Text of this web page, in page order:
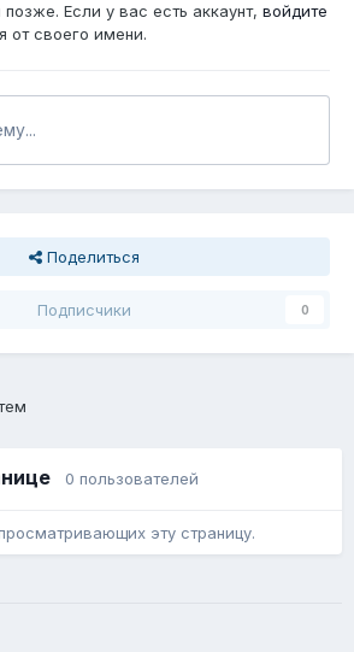
позже. Если у вас есть аккаунт, войдите
от своего имени.
Поделиться
Подписчики 0
0 пользователей
эту страницу.